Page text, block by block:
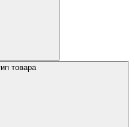
товара